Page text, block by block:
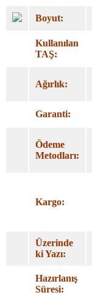
Boyut:
Kullanılan
TAŞ:
Ağırlık:
Garanti:
Ödeme
Metodları:
Kargo:
Üzerinde
ki Yazı:
Hazırlanış
Süresi: